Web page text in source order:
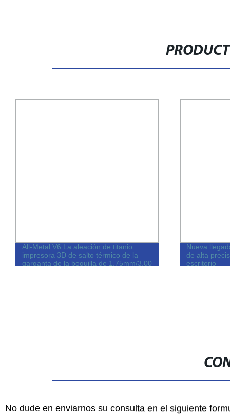
All-Metal V6 La aleación de titanio
impresora 3D de salto térmico de la
garganta de la boquilla de 1,75mm/3,00
Nueva
de alta
escritorio
No dude en enviarnos su consulta en el siguiente